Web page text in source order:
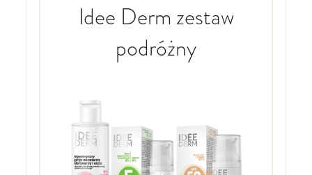
Idee Derm zestaw
podróżny